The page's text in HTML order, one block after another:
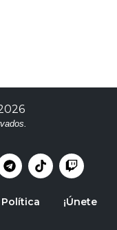
Política ¡Únete